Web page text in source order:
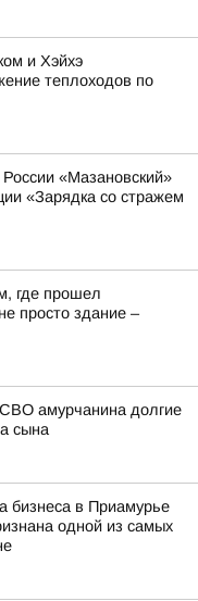
и Хэйхэ
теплоходов по
«Мазановский»
«Зарядка со стражем
где прошел
просто здание –
амурчанина долгие
сына
бизнеса в Приамурье
одной из самых